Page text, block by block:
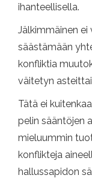
ihanteellisella.
Jälkimmäinen
säästämään
konfliktia
väitetyn
Tätä ei
pelin sääntöjen
mieluummin
konflikteja
hallussapidon